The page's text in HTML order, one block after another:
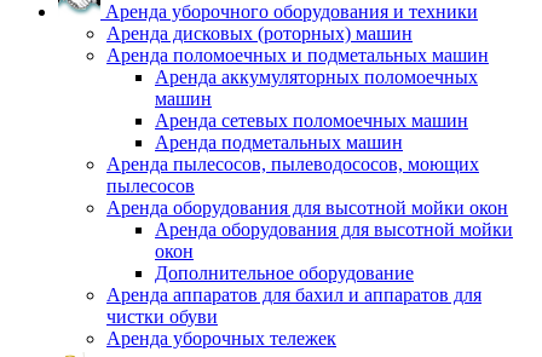
Аренда уборочного оборудования и техники
Аренда дисковых (роторных) машин
Аренда поломоечных и подметальных машин
Аренда аккумуляторных поломоечных
машин
Аренда сетевых поломоечных машин
Аренда подметальных машин
Аренда пылесосов, пылеводососов, моющих
пылесосов
Аренда оборудования для высотной мойки окон
Аренда оборудования для высотной мойки
окон
Дополнительное оборудование
Аренда аппаратов для бахил и аппаратов для
чистки обуви
Аренда уборочных тележек